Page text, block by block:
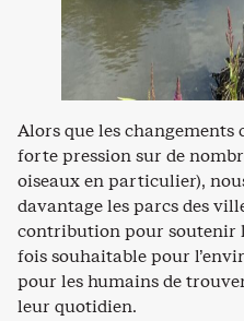
Alors que les
forte pression sur de
oiseaux en particulier),
davantage les parcs des
contribution pour soutenir
fois souhaitable pour
pour les humains de
leur quotidien.